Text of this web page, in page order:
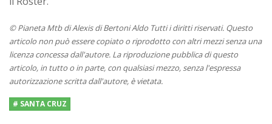
© Pianeta Mtb di Alexis di Bertoni Aldo Tutti i diritti riservati. Questo
articolo non può essere copiato o riprodotto con altri mezzi senza una
licenza concessa dall'autore. La riproduzione pubblica di questo
articolo, in tutto o in parte, con qualsiasi mezzo, senza l'espressa
autorizzazione scritta dall'autore, è vietata.
# SANTA CRUZ